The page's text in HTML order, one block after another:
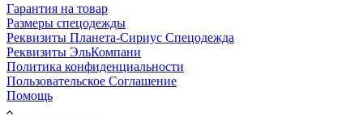
Гарантия на товар
Размеры спецодежды
Реквизиты Планета-Сириус Спецодежда
Реквизиты ЭльКомпани
Политика конфиденциальности
Пользовательское Соглашение
Помощь